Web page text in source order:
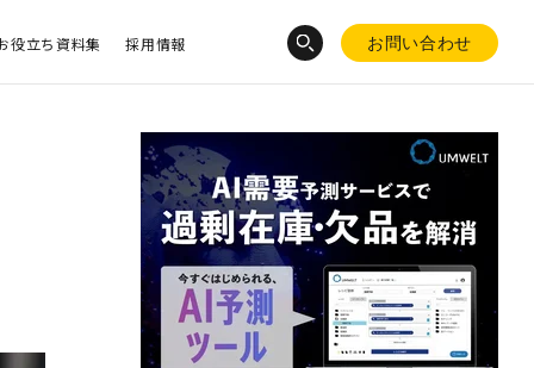
役立ち資料集 採用情報 お問い合わせ